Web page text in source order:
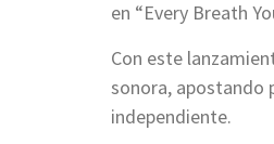
en “Every Breath
Con este
sonora, apostando
independiente.